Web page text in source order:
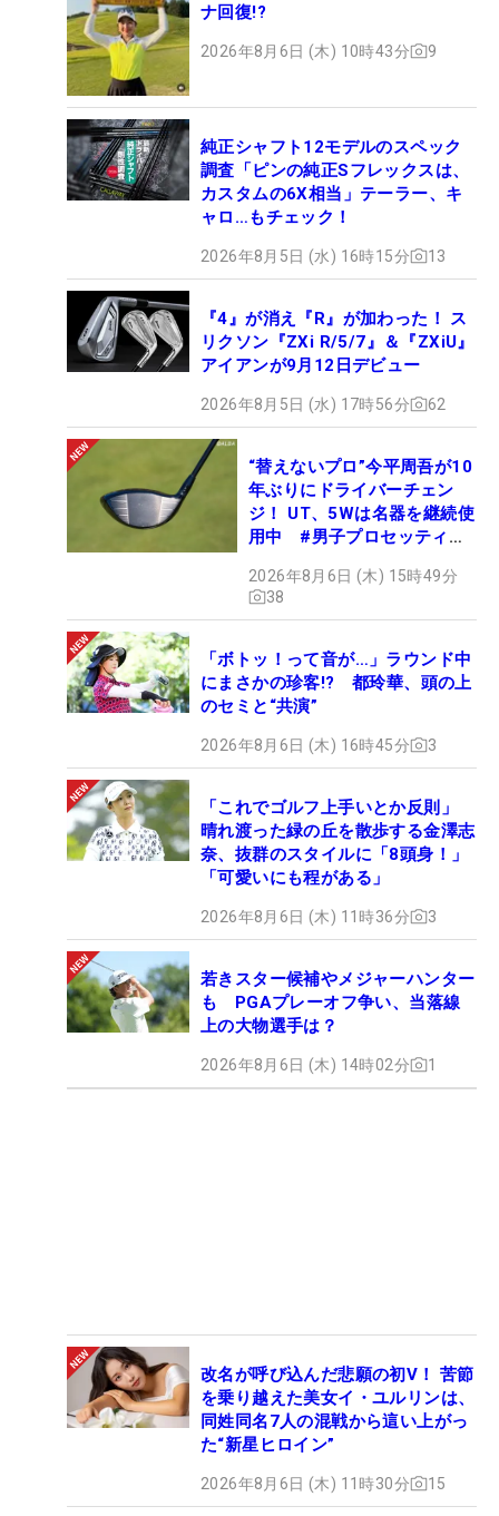
ナ回復!?
2026年8月6日 (木) 10時43分 9
純正シャフト12モデルのスペック
調査「ピンの純正Sフレックスは、
カスタムの6X相当」テーラー、キ
ャロ…もチェック！
2026年8月5日 (水) 16時15分 13
『4』が消え『R』が加わった！ ス
リクソン『ZXi R/5/7』＆『ZXiU』
アイアンが9月12日デビュー
2026年8月5日 (水) 17時56分 62
“替えないプロ”今平周吾が10
年ぶりにドライバーチェン
ジ！ UT、5Wは名器を継続使
用中 #男子プロセッティン
2026年8月6日 (木) 15時49分
38
「ボトッ！って音が…」ラウンド中
にまさかの珍客!? 都玲華、頭の上
のセミと“共演”
2026年8月6日 (木) 16時45分 3
「これでゴルフ上手いとか反則」
晴れ渡った緑の丘を散歩する金澤志
奈、抜群のスタイルに「8頭身！」
「可愛いにも程がある」
2026年8月6日 (木) 11時36分 3
若きスター候補やメジャーハンター
も PGAプレーオフ争い、当落線
上の大物選手は？
2026年8月6日 (木) 14時02分 1
改名が呼び込んだ悲願の初V！ 苦節
を乗り越えた美女イ・ユルリンは、
同姓同名7人の混戦から這い上がっ
た“新星ヒロイン”
2026年8月6日 (木) 11時30分 15